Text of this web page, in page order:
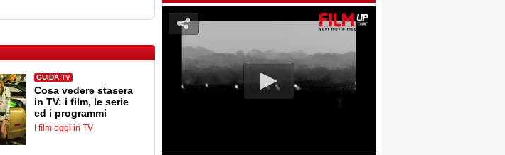
GUIDA TV
Cosa vedere stasera
in TV: i film, le serie
ed i programmi
I film oggi in TV